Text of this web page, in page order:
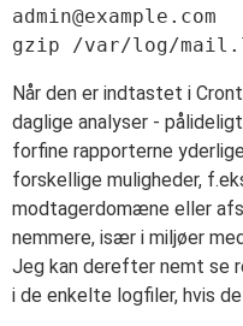
admin@example.com
Når den er indtastet i
daglige analyser -
forfine rapporterne
forskellige muligheder,
modtagerdomæne eller
nemmere, især i miljøer
Jeg kan derefter nemt se
i de enkelte logfiler, hvis